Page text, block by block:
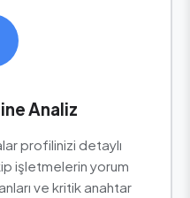
Analiz
profilinizi detaylı
işletmelerin yorum
ve kritik anahtar